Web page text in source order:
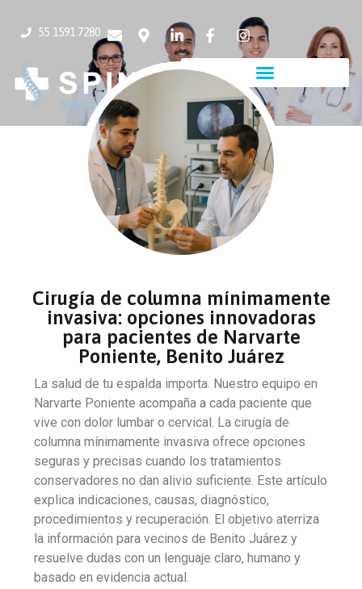
55 1591 7280
Cirugía de columna mínimamente
invasiva: opciones innovadoras
para pacientes de Narvarte
Poniente, Benito Juárez
La salud de tu espalda importa. Nuestro equipo en
Narvarte Poniente acompaña a cada paciente que
vive con dolor lumbar o cervical. La cirugía de
columna mínimamente invasiva ofrece opciones
seguras y precisas cuando los tratamientos
conservadores no dan alivio suficiente. Este artículo
explica indicaciones, causas, diagnóstico,
procedimientos y recuperación. El objetivo aterriza
la información para vecinos de Benito Juárez y
resuelve dudas con un lenguaje claro, humano y
basado en evidencia actual.